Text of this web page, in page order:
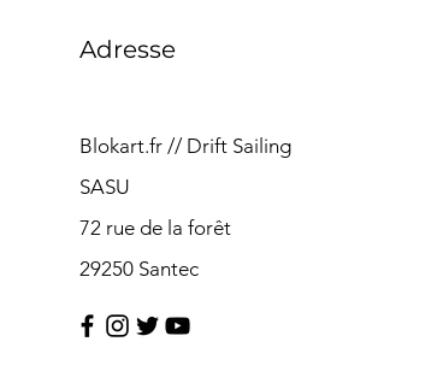
Adresse
Blokart.fr // Drift Sailing
SASU
72 rue de la forêt
29250 Santec